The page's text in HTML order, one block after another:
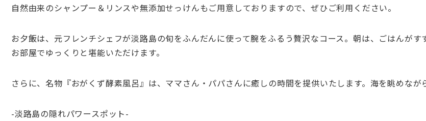
自然由来のシャンプー＆リンスや無添加せっけんもご用意しておりますので、ぜひご利用ください。
お夕飯は、元フレンチシェフが淡路島の旬をふんだんに使って腕をふるう贅沢なコース。朝は、ごはんが
お部屋でゆっくりと堪能いただけます。
さらに、名物『おがくず酵素風呂』は、ママさん・パパさんに癒しの時間を提供いたします。海を眺めな
-淡路島の隠れパワースポット-